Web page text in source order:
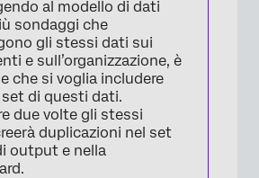
al modello di dati
sondaggi che
gli stessi dati sui
e sull’organizzazione, è
che si voglia includere
di questi dati.
due volte gli stessi
duplicazioni nel set
output e nella